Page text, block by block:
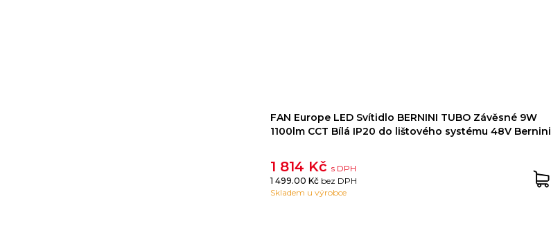
FAN Europe LED Svítidlo BERNINI TUBO Závěsné 9W
1100lm CCT Bílá IP20 do lištového systému 48V Bernini
1 814 Kč s DPH
1 499.00 Kč bez DPH
Skladem u výrobce